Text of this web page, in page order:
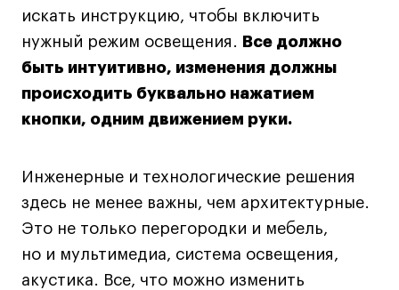
© 2026 БВШД
Политика конфиденциальности
Публичная оферта
Условия возврата
Кредит на образование с господдержкой
Лицензия на осуществление образовательной
Карта сайта
искать инструкцию, чтобы включить
нужный режим освещения.
Все должно
быть интуитивно, изменения должны
происходить буквально нажатием
кнопки, одним движением руки.
Инженерные и технологические решения
здесь не менее важны, чем архитектурные.
Это не только перегородки и мебель,
но и мультимедиа, система освещения,
акустика. Все, что можно изменить